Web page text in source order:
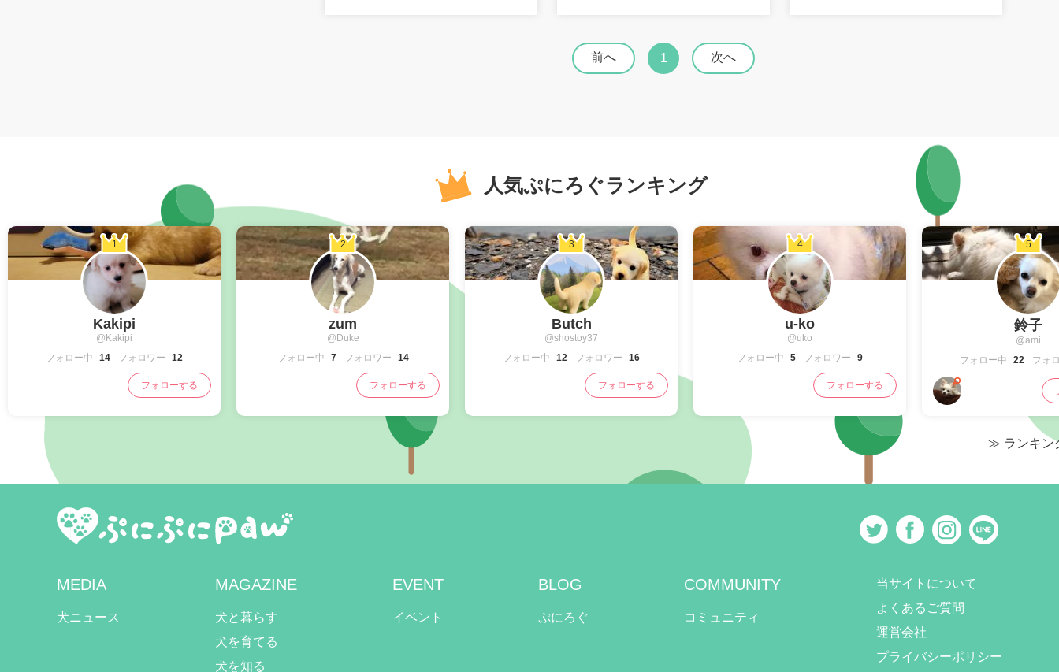
前へ 1 次へ
人気ぷにろぐランキング
1
Kakipi
@Kakipi
フォロー中
14 フォロワー 12
フォローする
2
zum
@Duke
フォロー中
7 フォロワー 14
フォローする
3
Butch
@shostoy37
フォロー中
12 フォロワー 16
フォローする
4
u-ko
@uko
フォロー中
5 フォロワー 9
フォローする
5
鈴子
@ami
フォロー中
22 フォ
≫ ランキン
MEDIA
犬ニュース
MAGAZINE
犬と暮らす
犬を育てる
犬を知る
EVENT
イベント
BLOG
ぷにろぐ
COMMUNITY
コミュニティ
当サイトについて
よくあるご質問
運営会社
プライバシーポリシー